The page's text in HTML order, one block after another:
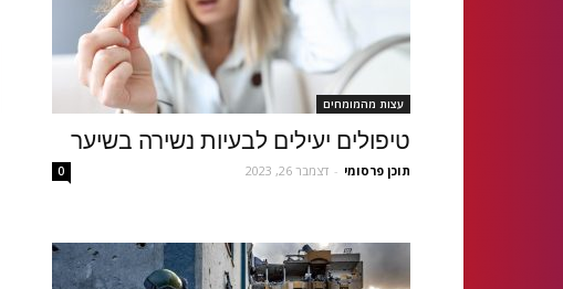
עצות מהמומחים
טיפולים יעילים לבעיות נשירה בשיער
תוכן פרסומי - דצמבר 26, 2023 0